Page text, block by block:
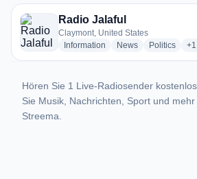
1 Radiosender aus Claymont
Radio Jalaful
Claymont, United States
Information radio stations
Newsradio stations
Politicsradio+1
Hören Sie 1 Live-Radiosender
Sie Musik, Nachrichten, Sport und
Streema.